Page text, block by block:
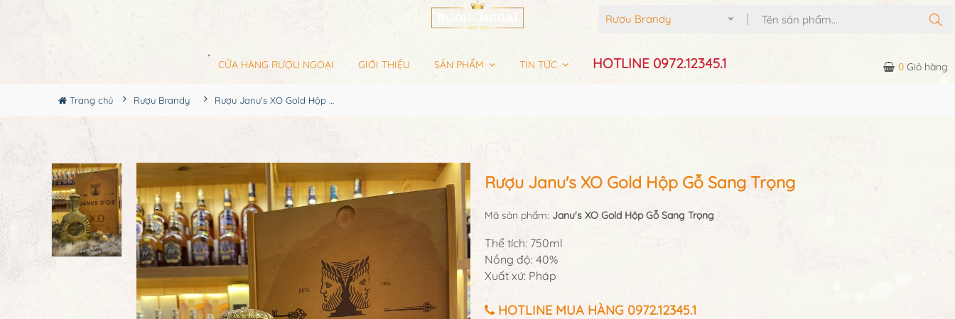
Rượu Brandy
CỬA HÀNG RƯỢU NGOẠI GIỚI THIỆU SẢN PHẨM TIN TỨC HOTLINE 0972.12345.1 0 Giỏ hàng
Trang chủ Rượu Brandy Rượu Janu's XO Gold Hộp Gỗ Sang Trọng
Rượu Janu's XO Gold Hộp Gỗ Sang Trọng
Mã sản phẩm: Janu's XO Gold Hộp Gỗ Sang Trọng
Thể tích: 750ml
Nồng độ: 40%
Xuất xứ: Pháp
HOTLINE MUA HÀNG 0972.12345.1